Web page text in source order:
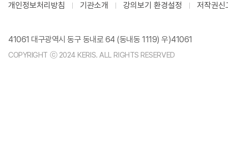
개인정보처리방침 기관소개 강의보기 환경설정 저작권신
41061 대구광역시 동구 동내로 64 (동내동 1119) 우)41061
COPYRIGHT ⓒ 2024 KERIS. ALL RIGHTS RESERVED